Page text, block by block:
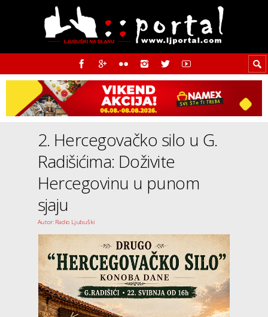
2. Hercegovačko silo u G.
Radišićima: Doživite
Hercegovinu u punom
sjaju
Autor: Radio Ljubuški